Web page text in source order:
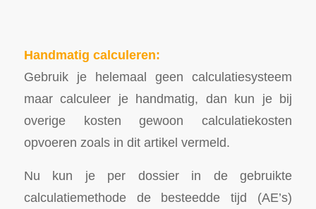
Handmatig calculeren:
Gebruik je helemaal geen calculatiesysteem
maar calculeer je handmatig, dan kun je bij
overige kosten gewoon calculatiekosten
opvoeren zoals in dit artikel vermeld.
Nu kun je per dossier in de gebruikte
calculatiemethode de besteedde tijd (AE’s)